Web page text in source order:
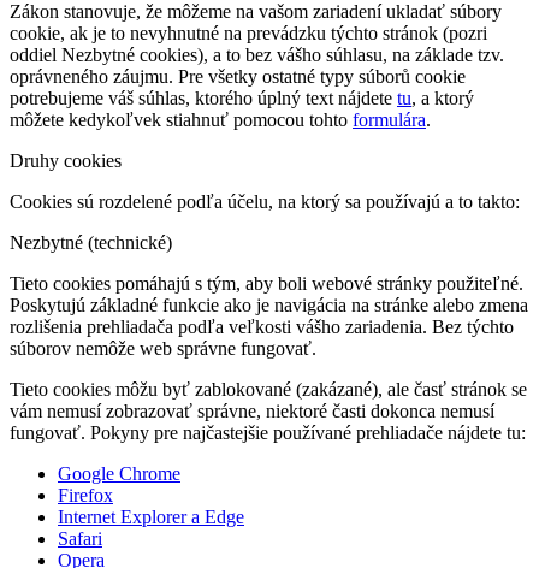
Zákon stanovuje, že môžeme na vašom zariadení ukladať súbory
cookie, ak je to nevyhnutné na prevádzku týchto stránok (pozri
oddiel Nezbytné cookies), a to bez vášho súhlasu, na základe tzv.
oprávneného záujmu. Pre všetky ostatné typy súborů cookie
potrebujeme váš súhlas, ktorého úplný text nájdete tu, a ktorý
môžete kedykoľvek stiahnuť pomocou tohto formulára.
Druhy cookies
Cookies sú rozdelené podľa účelu, na ktorý sa používajú a to takto:
Nezbytné (technické)
Tieto cookies pomáhajú s tým, aby boli webové stránky použiteľné.
Poskytujú základné funkcie ako je navigácia na stránke alebo zmena
rozlišenia prehliadača podľa veľkosti vášho zariadenia. Bez týchto
súborov nemôže web správne fungovať.
Tieto cookies môžu byť zablokované (zakázané), ale časť stránok se
vám nemusí zobrazovať správne, niektoré časti dokonca nemusí
fungovať. Pokyny pre najčastejšie používané prehliadače nájdete tu:
Google Chrome
Firefox
Internet Explorer a Edge
Safari
Opera